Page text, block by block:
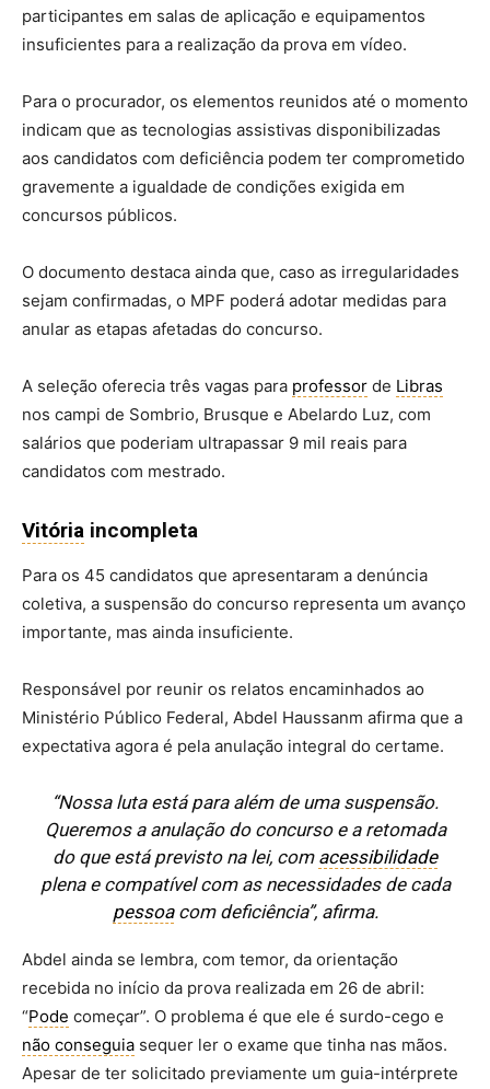
participantes em salas de aplicação e equipamentos
insuficientes para a realização da prova em vídeo.
Para o procurador, os elementos reunidos até o momento
indicam que as tecnologias assistivas disponibilizadas
aos candidatos com deficiência podem ter comprometido
gravemente a igualdade de condições exigida em
concursos públicos.
O documento destaca ainda que, caso as irregularidades
sejam confirmadas, o MPF poderá adotar medidas para
anular as etapas afetadas do concurso.
A seleção oferecia três vagas para professor de Libras
nos campi de Sombrio, Brusque e Abelardo Luz, com
salários que poderiam ultrapassar 9 mil reais para
candidatos com mestrado.
Vitória incompleta
Para os 45 candidatos que apresentaram a denúncia
coletiva, a suspensão do concurso representa um avanço
importante, mas ainda insuficiente.
Responsável por reunir os relatos encaminhados ao
Ministério Público Federal, Abdel Haussanm afirma que a
expectativa agora é pela anulação integral do certame.
“Nossa luta está para além de uma suspensão.
Queremos a anulação do concurso e a retomada
do que está previsto na lei, com acessibilidade
plena e compatível com as necessidades de cada
pessoacom deficiência”, afirma.
Abdel ainda se lembra, com temor, da orientação
recebida no início da prova realizada em 26 de abril:
“Pode começar”. O problema é que ele é surdo-cego e
não conseguia sequer ler o exame que tinha nas mãos.
Apesar de ter solicitado previamente um guia-intérprete